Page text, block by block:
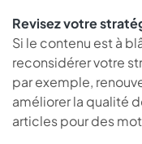
Revisez votre
Si le contenu est à
reconsidérer votre
par exemple,
améliorer la qualité
articles pour des